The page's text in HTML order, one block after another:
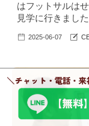
はフットサルは
見学に行きまし
2025-06-07